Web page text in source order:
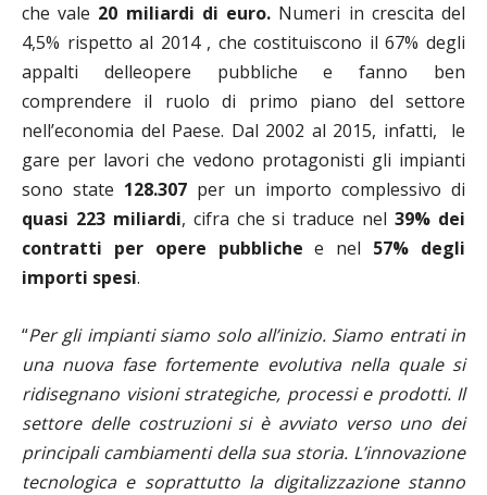
che vale 20 miliardi di euro. Numeri in crescita del
4,5% rispetto al 2014 , che costituiscono il 67% degli
appalti delleopere pubbliche e fanno ben
comprendere il ruolo di primo piano del settore
nell’economia del Paese. Dal 2002 al 2015, infatti, le
gare per lavori che vedono protagonisti gli impianti
sono state 128.307per un importo complessivo di
quasi 223 miliardi, cifra che si traduce nel39% dei
contratti per opere pubbliche e nel 57% degli
importi spesi.
“Per gli impianti siamo solo all’inizio. Siamo entrati in
una nuova fase fortemente evolutiva nella quale si
ridisegnano visioni strategiche, processi e prodotti. Il
settore delle costruzioni si è avviato verso uno dei
principali cambiamenti della sua storia. L’innovazione
tecnologica e soprattutto la digitalizzazione stanno